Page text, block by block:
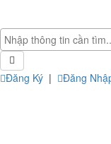
Đăng Ký | Đăng